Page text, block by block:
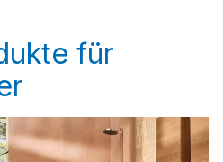
für